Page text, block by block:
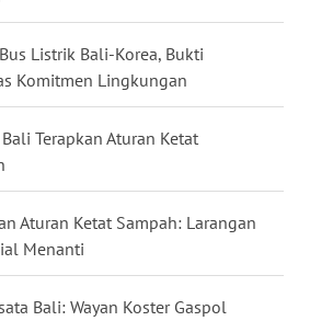
Listrik Bali-Korea, Bukti
Komitmen Lingkungan
Terapkan Aturan Ketat
Aturan Ketat Sampah: Larangan
Menanti
Bali: Wayan Koster Gaspol